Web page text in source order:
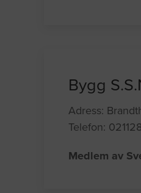
Bygg
Adress:
Telefon:
Medlem av